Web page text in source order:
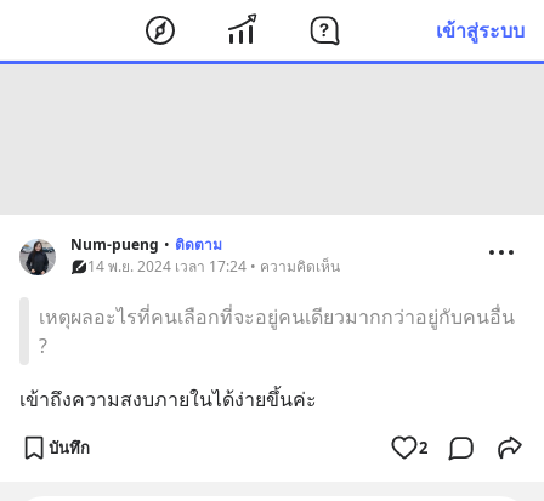
เข้าสู่ระบบ
Num-pueng • ติดตาม
14 พ.ย. 2024 เวลา 17:24 • ความคิดเห็น
เหตุผลอะไรที่คนเลือกที่จะอยู่คนเดียวมากกว่าอยู่กับคนอื่น
?
เข้าถึงความสงบภายในได้ง่ายขึ้นค่ะ
บันทึก 2